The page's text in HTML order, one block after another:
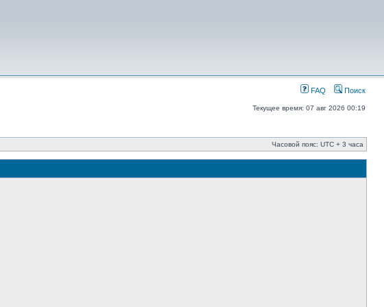
FAQ Поиск
Текущее время: 07 авг 2026 00:19
Часовой пояс: UTC + 3 часа